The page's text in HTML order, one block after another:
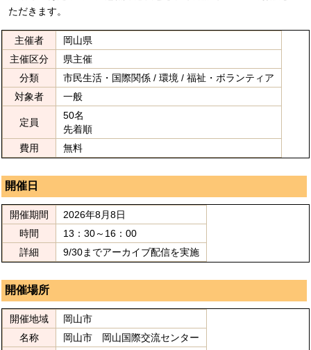
ただきます。
主催者
岡山県
主催区分
県主催
分類
市民生活・国際関係 / 環境 / 福祉・ボランティア
対象者
一般
定員
50名
先着順
費用
無料
開催日
開催期間
2026年8月8日
時間
13：30～16：00
詳細
9/30までアーカイブ配信を実施
開催場所
開催地域
岡山市
名称
岡山市 岡山国際交流センター